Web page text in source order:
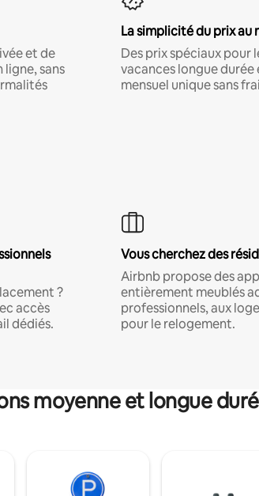
et de
sans
La simplicité du prix au
Des prix spéciaux pour
vacances longue
mensuel unique sans
?
accès
dédiés.
Vous cherchez des
Airbnb propose des
entièrement meublés
professionnels, aux
pour le relogement.
moyenne et longue